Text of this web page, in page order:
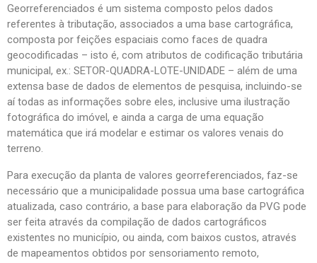
Georreferenciados é um sistema composto pelos dados
referentes à tributação, associados a uma base cartográfica,
composta por feições espaciais como faces de quadra
geocodificadas – isto é, com atributos de codificação tributária
municipal, ex.: SETOR-QUADRA-LOTE-UNIDADE – além de uma
extensa base de dados de elementos de pesquisa, incluindo-se
aí todas as informações sobre eles, inclusive uma ilustração
fotográfica do imóvel, e ainda a carga de uma equação
matemática que irá modelar e estimar os valores venais do
terreno.
Para execução da planta de valores georreferenciados, faz-se
necessário que a municipalidade possua uma base cartográfica
atualizada, caso contrário, a base para elaboração da PVG pode
ser feita através da compilação de dados cartográficos
existentes no município, ou ainda, com baixos custos, através
de mapeamentos obtidos por sensoriamento remoto,